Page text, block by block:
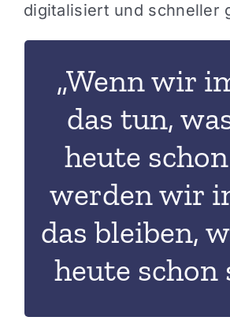
digitalisiert und schneller
„Wenn wir
das tun,
heute
werden wir
das bleiben,
heute schon
Das bedeutet
die Zeit sich
morgen schon
wir heute
tunnicht mehr